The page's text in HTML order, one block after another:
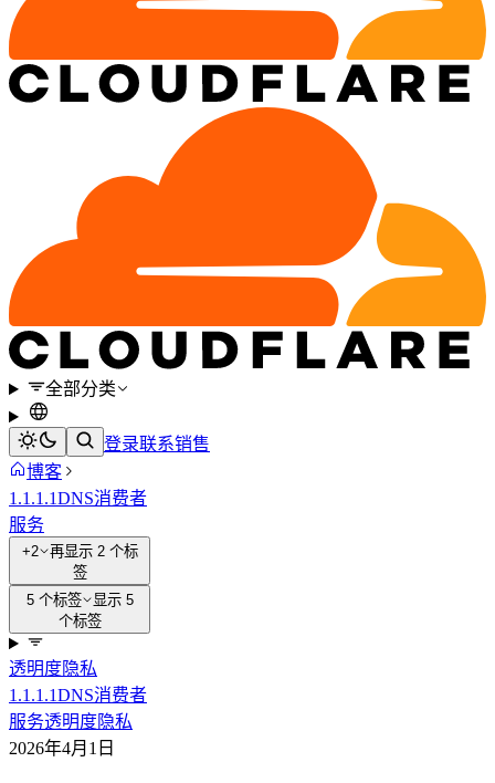
全部分类
登录联系销售
博客
1.1.1.1DNS消费者
服务
+2
再显示 2 个标
签
5 个标签
显示 5
个标签
透明度隐私
1.1.1.1DNS消费者
服务透明度隐私
2026年4月1日